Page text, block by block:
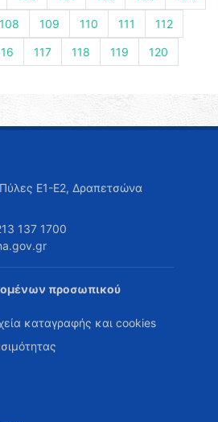
108 109 110 111 112
117 118 119 120
Ε1-Ε2, Δραπετσώνα
137 1700
προσωπικού
καταγραφής και cookies